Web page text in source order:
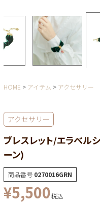
HOME アイテム アクセサリー
アクセサリー
ブレスレット/エラベル
ーン)
商品番号 0270016GRN
¥5,500税込